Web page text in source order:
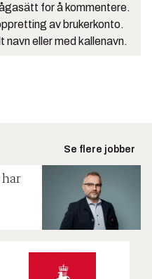
for å kommentere.
av brukerkonto.
navn eller med kallenavn.
Se flere jobber